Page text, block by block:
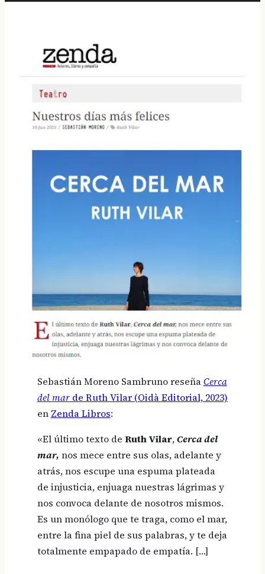
Sebastián Moreno Sambruno reseñaCerca
del marde Ruth Vilar (Oidà Editorial, 2023)
en Zenda Libros:
«El último texto de Ruth Vilar,Cerca del
mar, nos mece entre sus olas, adelante y
atrás, nos escupe una espuma plateada
de injusticia, enjuaga nuestras lágrimas y
nos convoca delante de nosotros mismos.
Es un monólogo que te traga, como el mar,
entre la fina piel de sus palabras, y te deja
totalmente empapado de empatía. […]